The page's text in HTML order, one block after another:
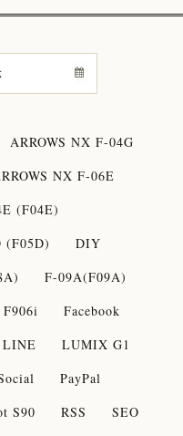
ARROWS NX F-04G
NX F-06E
(F04E)
(F05D)
DIY
F-09A(F09A)
F906i
Facebook
LINE
LUMIX G1
PayPal
S90 RSS
SEO